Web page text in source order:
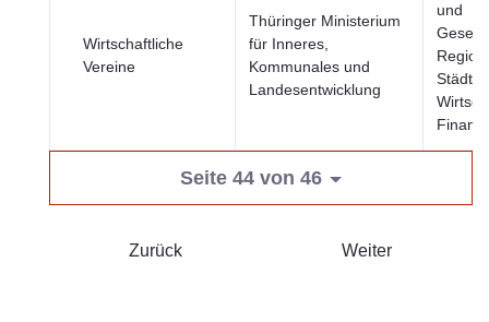
Wirtschaftliche
Vereine
Thüringer Ministerium
für Inneres,
Kommunales und
Landesentwicklung
und
Städte,
Seite 44 von 46
Zurück Weiter